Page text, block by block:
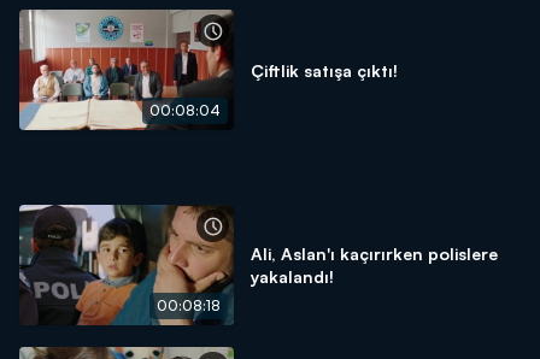
00:08:04
Çiftlik satışa çıktı!
00:08:18
Ali, Aslan'ı kaçırırken polislere
yakalandı!